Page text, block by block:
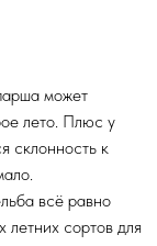
может
лето. Плюс у
склонность к
всё равно
сортов для